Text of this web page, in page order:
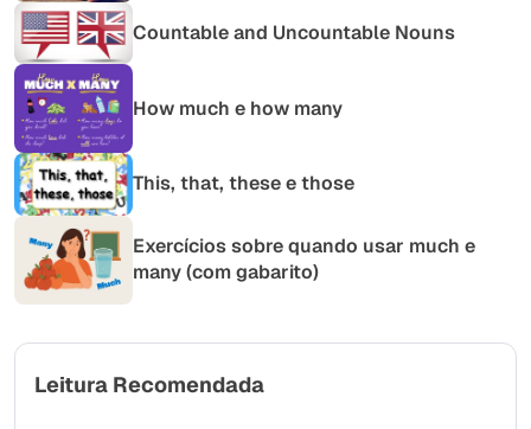
Countable and Uncountable Nouns
How much e how many
This, that, these e those
Exercícios sobre quando usar much e
many (com gabarito)
Leitura Recomendada